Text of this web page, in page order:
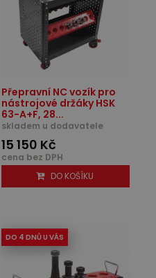
Přepravní NC vozík pro
nástrojové držáky HSK
63-A+F, 28...
skladem u dodavatele
15 150 Kč
cena bez DPH
DO KOŠÍKU
DO 4 DNŮ U VÁS